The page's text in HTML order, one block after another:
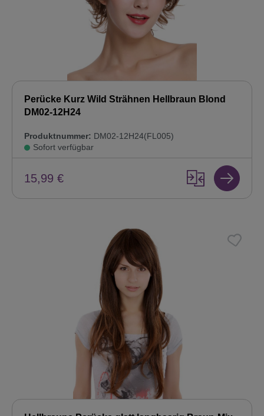
Perücke Kurz Wild Strähnen Hellbraun Blond
DM02-12H24
Produktnummer: DM02-12H24(FL005)
Sofort verfügbar
15,99 €